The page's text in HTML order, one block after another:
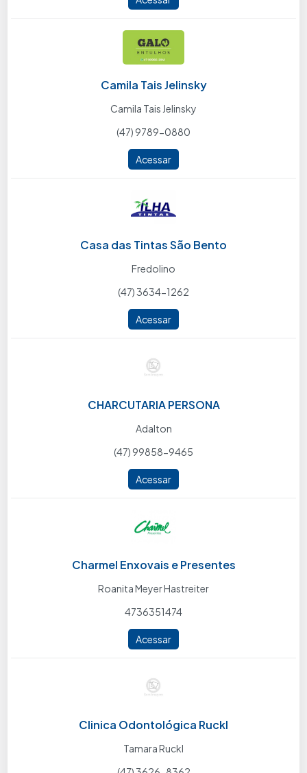
Camila Tais Jelinsky
Camila Tais Jelinsky
(47) 9789-0880
Acessar
Casa das Tintas São Bento
Fredolino
(47) 3634-1262
Acessar
CHARCUTARIA PERSONA
Adalton
(47) 99858-9465
Acessar
Charmel Enxovais e Presentes
Roanita Meyer Hastreiter
4736351474
Acessar
Clinica Odontológica Ruckl
Tamara Ruckl